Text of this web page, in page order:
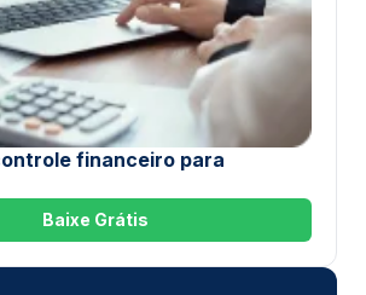
financeiro para
Baixe Grátis